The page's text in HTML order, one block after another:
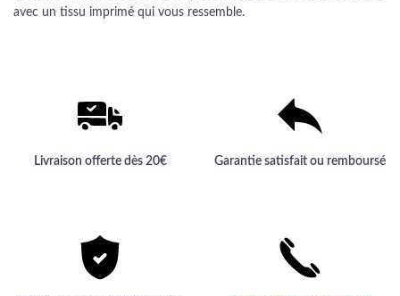
avec un tissu imprimé qui vous ressemble.
Livraison offerte dès 20€ Garantie satisfait ou remboursé